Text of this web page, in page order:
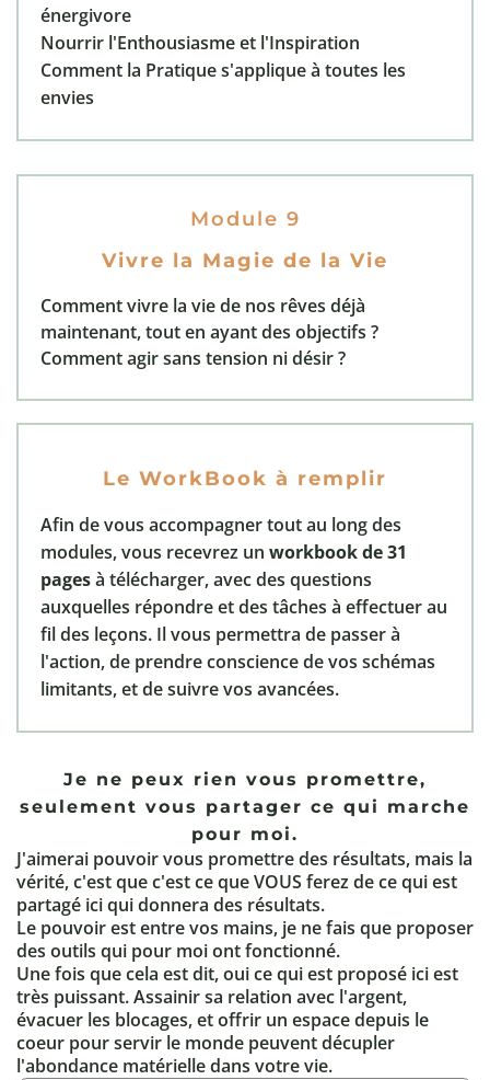
énergivore
Nourrir l'Enthousiasme et l'Inspiration
Comment la Pratique s'applique à toutes les
envies
Module 9
Vivre la Magie de la Vie
Comment vivre la vie de nos rêves déjà
maintenant, tout en ayant des objectifs ?
Comment agir sans tension ni désir ?
Le WorkBook à remplir
Afin de vous accompagner tout au long des
modules, vous recevrez un workbook de 31
pagesà télécharger, avec des questions
auxquelles répondre et des tâches à effectuer au
fil des leçons. Il vous permettra de passer à
l'action, de prendre conscience de vos schémas
limitants, et de suivre vos avancées.
Je ne peux rien vous promettre,
seulement vous partager ce qui marche
pour moi.
J'aimerai pouvoir vous promettre des résultats, mais la
vérité, c'est que c'est ce que VOUS ferez de ce qui est
partagé ici qui donnera des résultats.
Le pouvoir est entre vos mains, je ne fais que proposer
des outils qui pour moi ont fonctionné.
Une fois que cela est dit, oui ce qui est proposé ici est
très puissant. Assainir sa relation avec l'argent,
évacuer les blocages, et offrir un espace depuis le
coeur pour servir le monde peuvent décupler
l'abondance matérielle dans votre vie.